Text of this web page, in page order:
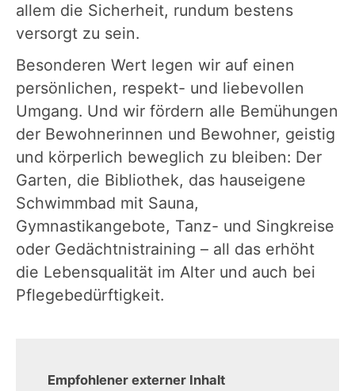
allem die Sicherheit, rundum bestens
versorgt zu sein.
Besonderen Wert legen wir auf einen
persönlichen, respekt- und liebevollen
Umgang. Und wir fördern alle Bemühungen
der Bewohnerinnen und Bewohner, geistig
und körperlich beweglich zu bleiben: Der
Garten, die Bibliothek, das hauseigene
Schwimmbad mit Sauna,
Gymnastikangebote, Tanz- und Singkreise
oder Gedächtnistraining – all das erhöht
die Lebensqualität im Alter und auch bei
Pflegebedürftigkeit.
Empfohlener externer Inhalt